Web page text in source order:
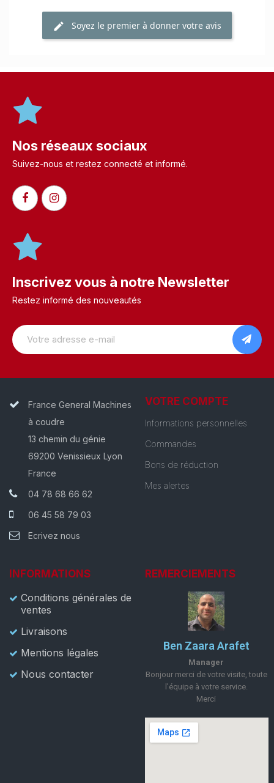
Soyez le premier à donner votre avis
Nos réseaux sociaux
Suivez-nous et restez connecté et informé.​
Inscrivez vous à notre Newsletter
Restez informé des nouveautés
France General Machines
à coudre
13 chemin du génie
69200 Venissieux Lyon
France
04 78 68 66 62
06 45 58 79 03
Ecrivez nous
VOTRE COMPTE
Informations personnelles
Commandes
Bons de réduction
Mes alertes
INFORMATIONS
Conditions générales de
ventes
Livraisons
Mentions légales
Nous contacter
REMERCIEMENTS
Ben Zaara Arafet
Manager
Bonjour merci de votre visite, toute
l'équipe à votre service.
Merci